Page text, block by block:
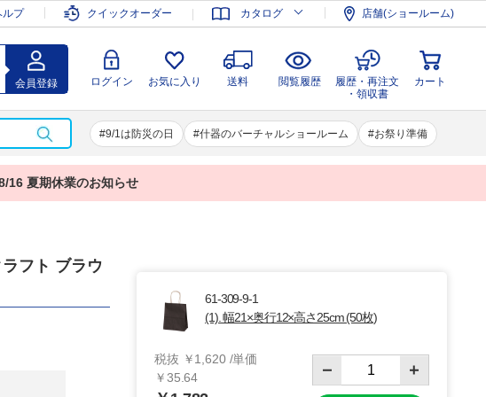
ルプ クイックオーダー カタログ 店舗(ショールーム)
会員登録 ログイン お気に入り 送料 閲覧履歴
履歴・再注文
・領収書
カート
9/1は防災の日 什器のバーチャルショールーム お祭り準備
会員登録 ログイン お気に入り 送料 閲覧履歴
履歴・再注文
・領収書
カート
16 夏期休業のお知らせ
フト ブラウ
61-309-9-1
(1). 幅21×奥行12×高さ25cm (50枚)
税抜 ￥1,620 /単価
￥35.64